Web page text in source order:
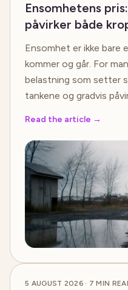
Ensomhetens
påvirker både
Ensomhet er ikke bare
kommer og går. For
belastning som setter
tankene og gradvis
Read the article →
5 AUGUST 2026· 7 MIN